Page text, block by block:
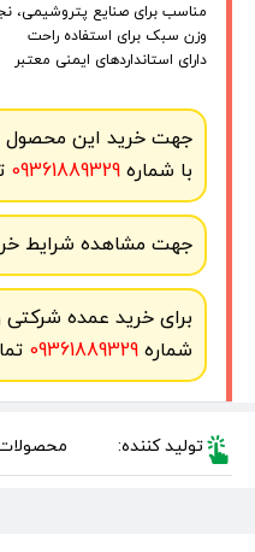
مناسب برای صنایع پتروشیمی،
وزن سبک برای استفاده راحت
دارای استانداردهای ایمنی معتبر
جهت خرید این محصول
با شماره09361889329
جهت مشاهده شرایط
برای خرید عمده شرکتی
شماره09361889329
تولید کننده: